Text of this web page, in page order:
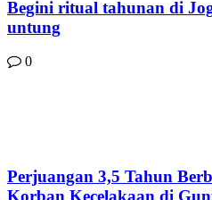
Begini ritual tahunan di
untung
0
Perjuangan 3,5 Tahun
Korban Kecelakaan di